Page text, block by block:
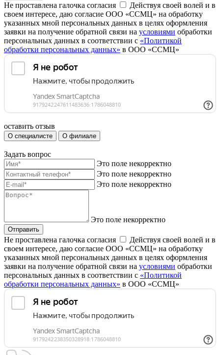
Не проставлена галочка согласия
Действуя своей волей и в
своем интересе, даю согласие ООО «ССМЦ» на обработку
указанных мной персональных данных в целях оформления
заявки на получение обратной связи на условиями обработки
персональных данных в соответствии с «Политикой
обработки персональных данных» в ООО «ССМЦ»
оставить отзыв
О специалисте О филиале
Задать вопрос
Это поле некорректно
Это поле некорректно
Это поле некорректно
Это поле некорректно
Отправить
Не проставлена галочка согласия
Действуя своей волей и в
своем интересе, даю согласие ООО «ССМЦ» на обработку
указанных мной персональных данных в целях оформления
заявки на получение обратной связи на условиями обработки
персональных данных в соответствии с «Политикой
обработки персональных данных» в ООО «ССМЦ»